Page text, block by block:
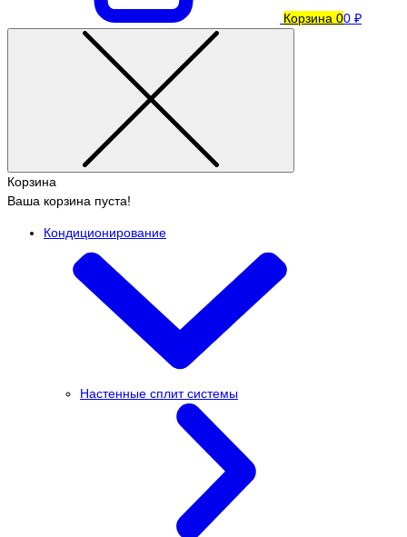
Корзина 00 ₽
Корзина
Ваша корзина пуста!
Кондиционирование
Настенные сплит системы